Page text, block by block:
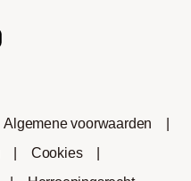
Algemene voorwaarden
Cookies